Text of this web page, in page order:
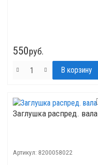
550руб.
Заглушка распред. вала
Артикул: 8200058022